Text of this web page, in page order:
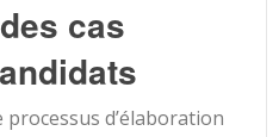
cas
d’élaboration